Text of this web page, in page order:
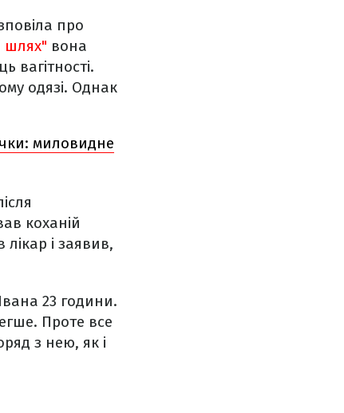
про
шлях" вона
вагітності.
одязі. Однак
миловидне
коханій
і заявив,
23 години.
Проте все
з нею, як і